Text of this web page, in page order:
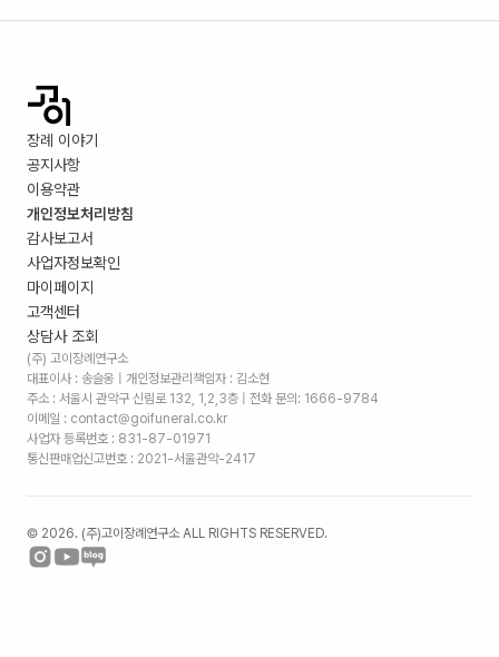
장례 이야기
공지사항
이용약관
개인정보처리방침
감사보고서
사업자정보확인
마이페이지
고객센터
상담사 조회
(주) 고이장례연구소
대표이사 : 송슬옹 | 개인정보관리책임자 : 김소현
주소 : 서울시 관악구 신림로 132, 1,2,3층 | 전화 문의: 1666-9784
이메일 : contact@goifuneral.co.kr
사업자 등록번호 : 831-87-01971
통신판매업신고번호 : 2021-서울관악-2417
© 2026. (주)고이장례연구소 ALL RIGHTS RESERVED.